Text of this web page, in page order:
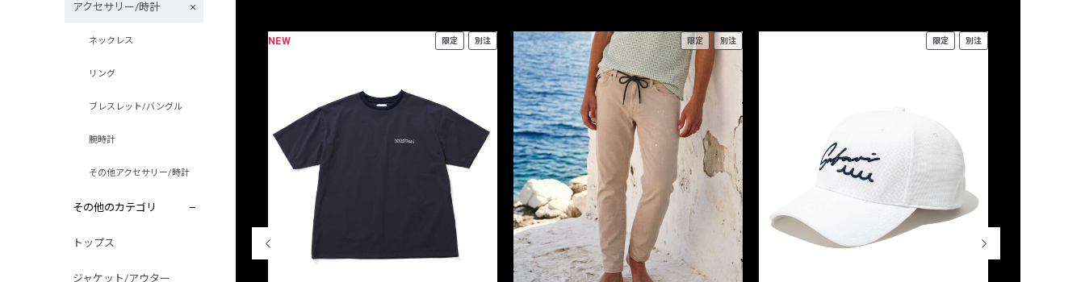
アクセサリー/時計
ネックレス
リング
ブレスレット/バングル
腕時計
その他アクセサリー/時計
その他のカテゴリ
トップス
ジャケット/アウター
NEW 限定 別注 限定 別注 限定 別注